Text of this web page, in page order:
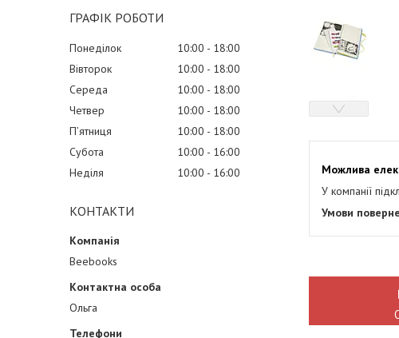
ГРАФІК РОБОТИ
Понеділок 10:00
18:00
Вівторок
10:00
18:00
Середа
10:00
18:00
Четвер
10:00
18:00
Пʼятниця
10:00
18:00
Субота
10:00
16:00
Неділя
10:00 16:00
КОНТАКТИ
Beebooks
Ольга
У компанії